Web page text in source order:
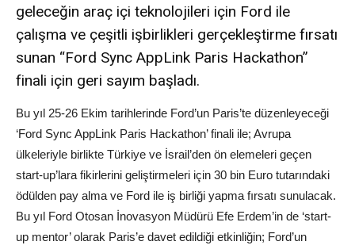
geleceğin araç içi teknolojileri için Ford ile
çalışma ve çeşitli işbirlikleri gerçekleştirme fırsatı
sunan “Ford Sync AppLink Paris Hackathon”
finali için geri sayım başladı.
Bu yıl 25-26 Ekim tarihlerinde Ford’un Paris’te düzenleyeceği
‘Ford Sync AppLink Paris Hackathon’ finali ile; Avrupa
ülkeleriyle birlikte Türkiye ve İsrail’den ön elemeleri geçen
start-up’lara fikirlerini geliştirmeleri için 30 bin Euro tutarındaki
ödülden pay alma ve Ford ile iş birliği yapma fırsatı sunulacak.
Bu yıl Ford Otosan İnovasyon Müdürü Efe Erdem’in de ‘start-
up mentor’ olarak Paris’e davet edildiği etkinliğin; Ford’un